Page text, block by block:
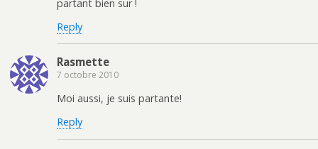
partant bien sur !
Reply
Rasmette
7 octobre 2010
Moi aussi, je suis partante!
Reply